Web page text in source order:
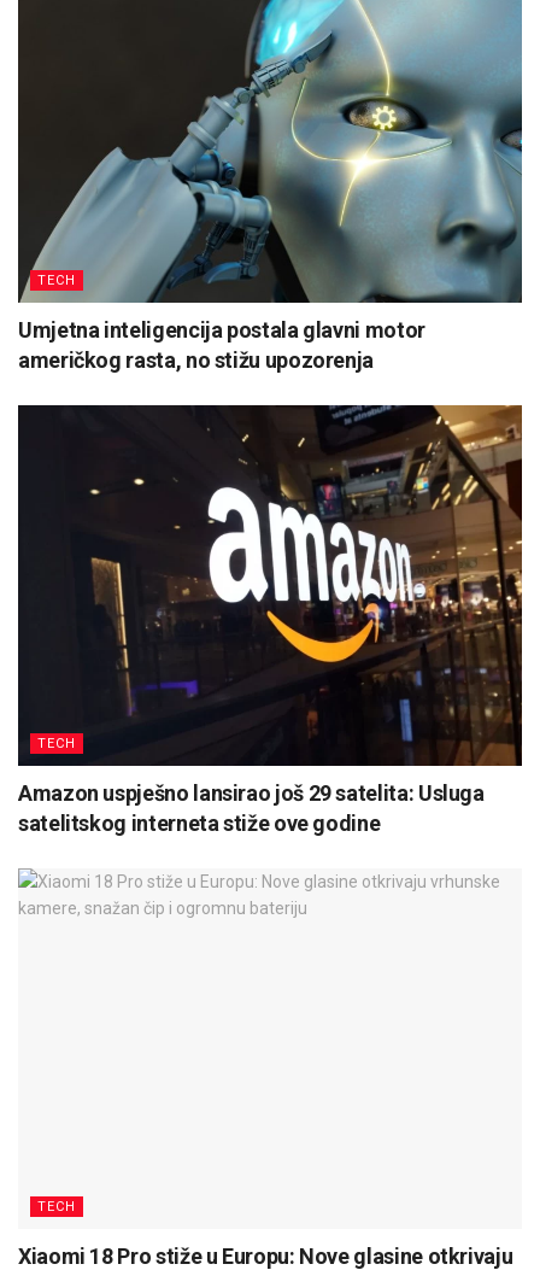
TECH
Umjetna inteligencija postala glavni motor
američkog rasta, no stižu upozorenja
TECH
Amazon uspješno lansirao još 29 satelita: Usluga
satelitskog interneta stiže ove godine
TECH
Xiaomi 18 Pro stiže u Europu: Nove glasine otkrivaju